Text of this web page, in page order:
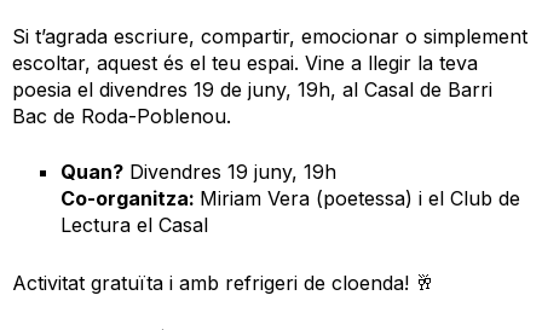
Si t’agrada escriure, compartir, emocionar o simplement
escoltar, aquest és el teu espai. Vine a llegir la teva
poesia el divendres 19 de juny, 19h, al Casal de Barri
Bac de Roda-Poblenou.
Quan? Divendres 19 juny, 19h
Co-organitza: Miriam Vera (poetessa) i el Club de
Lectura el Casal
Activitat gratuïta i amb refrigeri de cloenda! 🥂